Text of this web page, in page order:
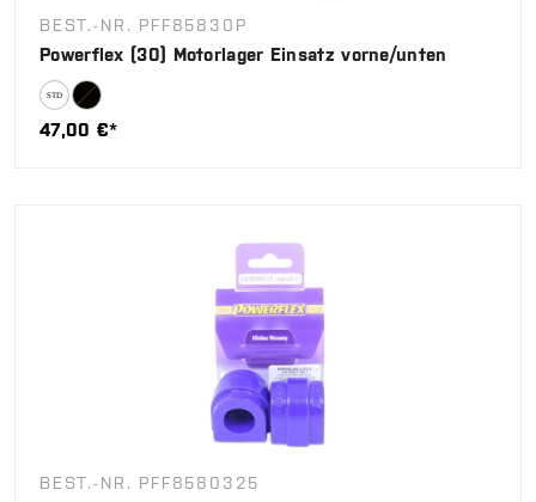
BEST.-NR. PFF85830P
Powerflex (30) Motorlager Einsatz vorne/unten
47,00 €*
BEST.-NR. PFF8580325